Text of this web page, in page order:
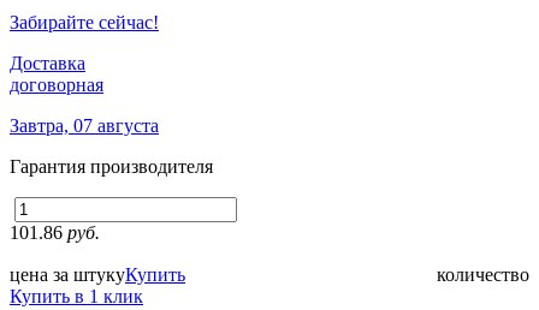
Забирайте сейчас!
Доставка
договорная
Завтра, 07 августа
Гарантия производителя
101.86 руб.
цена за штуку количество
Купить
Купить в 1 клик